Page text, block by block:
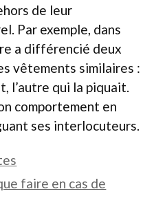
de leur
Par exemple, dans
a différencié deux
vêtements similaires :
l’autre qui la piquait.
comportement en
ses interlocuteurs.
faire en cas de